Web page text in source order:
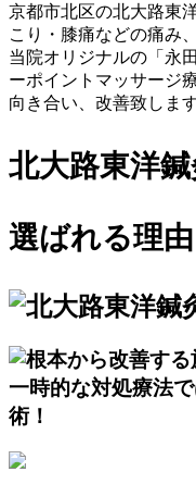
京都市北区の北大路東
こり・膝痛などの痛み
当院オリジナルの「永
ーポイントマッサージ
向き合い、改善致します
北大路東洋
選ばれる理由
一時的な対処療法で
術！